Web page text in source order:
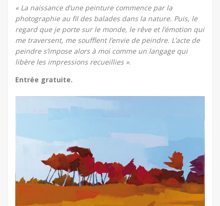
« La naissance d’une peinture commence par la
photographie au fil des balades dans la nature. Puis, le
regard que je porte sur le monde, le rêve et l’émotion qui
me traversent, me soufflent l’envie de peindre. L’acte de
peindre s’impose alors à moi comme un langage qui
libère les impressions recueillies ».
Entrée gratuite.